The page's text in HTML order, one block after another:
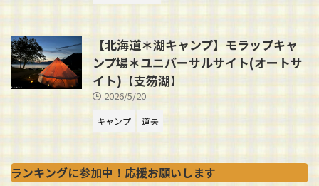
【北海道＊湖キャンプ】モラップキャ
ンプ場＊ユニバーサルサイト(オートサ
イト)【支笏湖】
2026/5/20
キャンプ 道央
ランキングに参加中！応援お願いします